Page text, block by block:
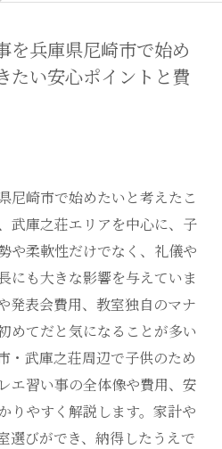
を兵庫県尼崎市で始め
たい安心ポイントと費
尼崎市で始めたいと考えたこ
武庫之荘エリアを中心に、子
や柔軟性だけでなく、礼儀や
にも大きな影響を与えていま
発表会費用、教室独自のマナ
めてだと気になることが多い
・武庫之荘周辺で子供のため
エ習い事の全体像や費用、安
りやすく解説します。家計や
選びができ、納得したうえで